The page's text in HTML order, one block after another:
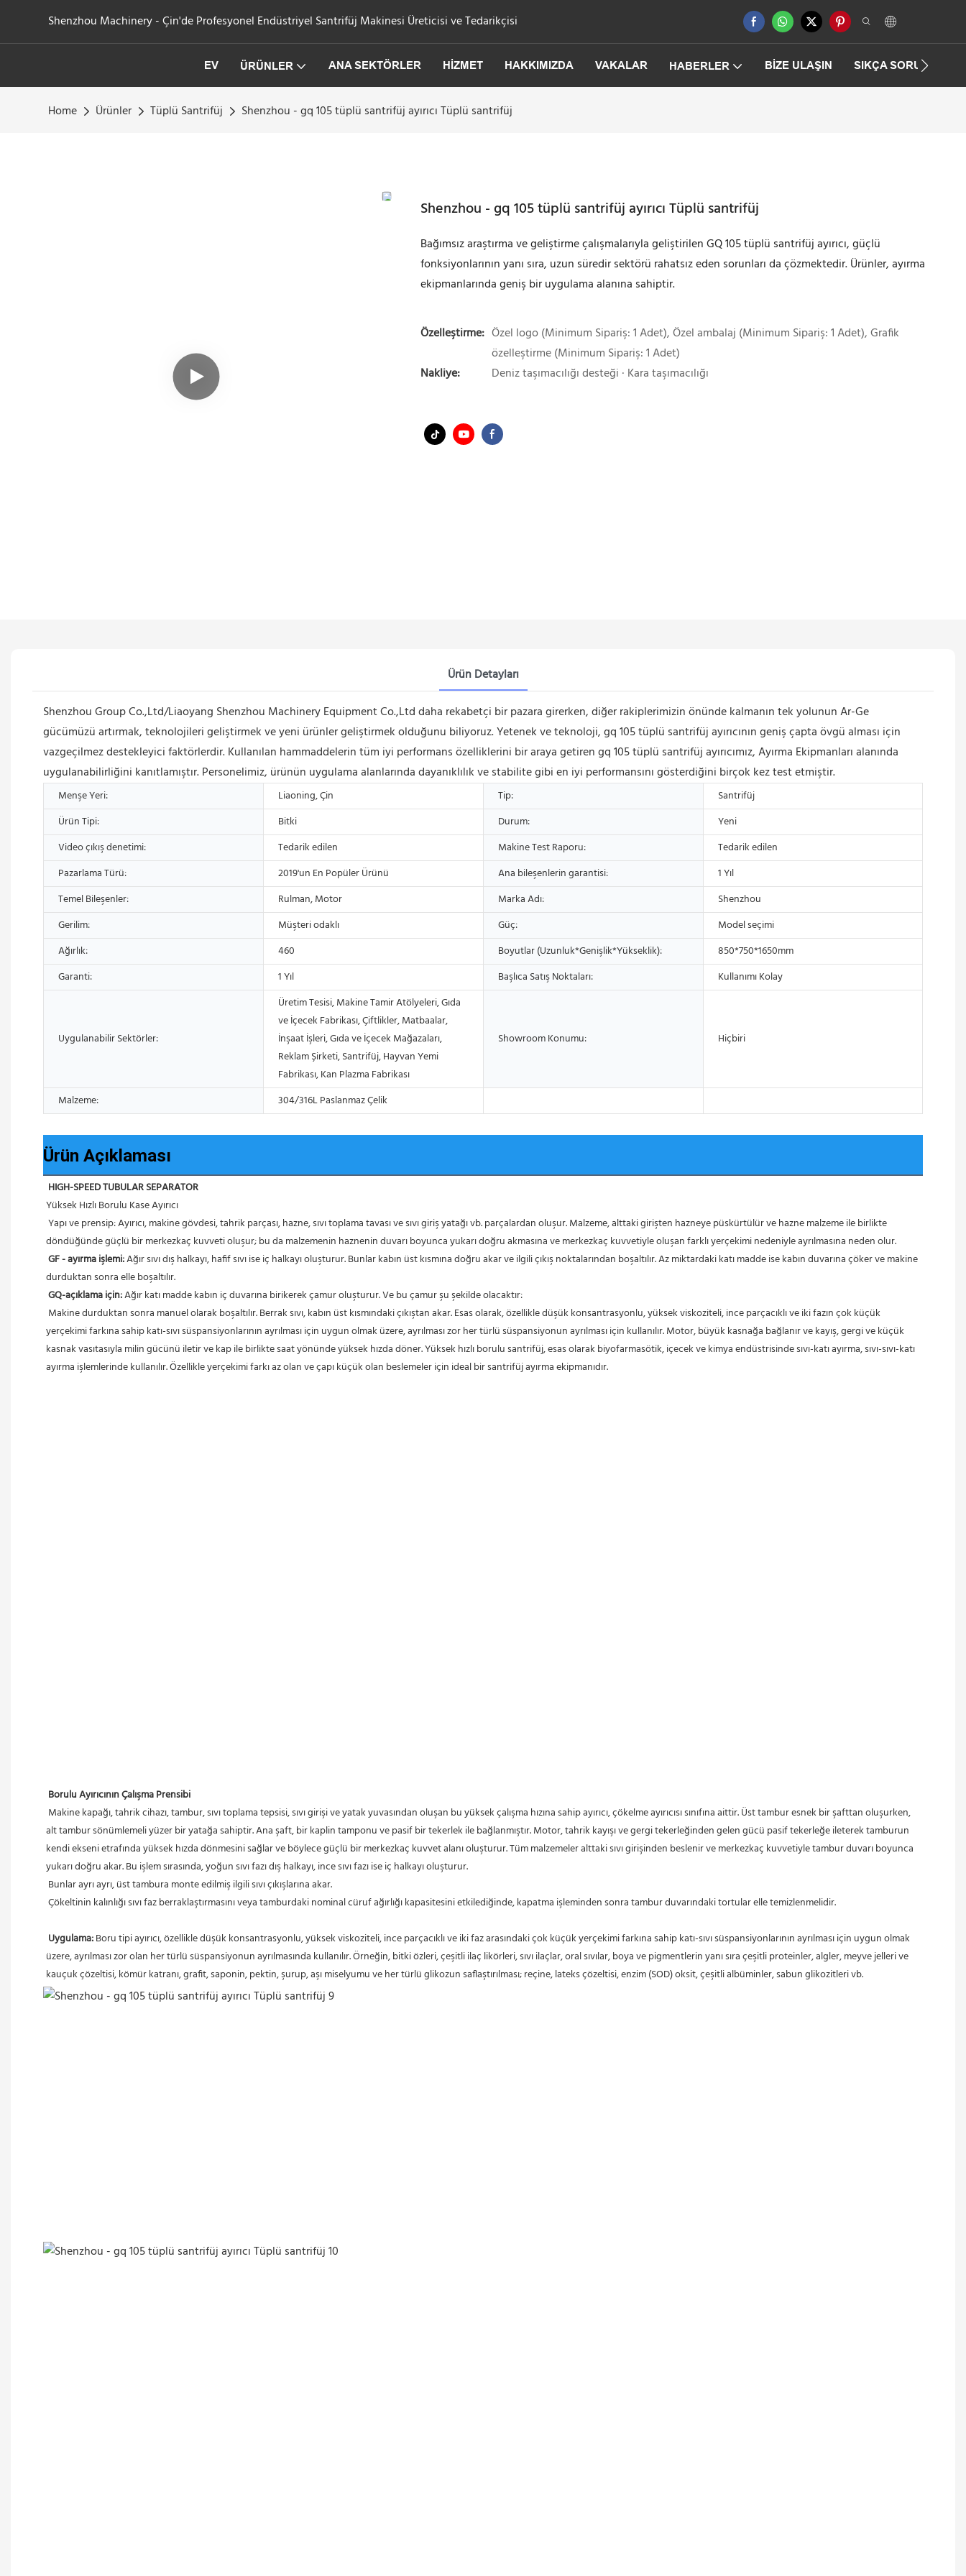
Shenzhou Machinery - Çin'de Profesyonel Endüstriyel Santrifüj Makinesi Üreticisi ve Tedarikçisi
EV ÜRÜNLER ANA SEKTÖRLER HIZMET HAKKIMIZDA VAKALAR HABERLER BIZE ULAŞIN SIKÇA SORULAN
Home Ürünler Tüplü Santrifüj Shenzhou - gq 105 tüplü santrifüj ayırıcı Tüplü santrifüj
Shenzhou - gq 105 tüplü santrifüj ayırıcı Tüplü santrifüj
Bağımsız araştırma ve geliştirme çalışmalarıyla geliştirilen GQ 105 tüplü santrifüj ayırıcı, güçlü
fonksiyonlarının yanı sıra, uzun süredir sektörü rahatsız eden sorunları da çözmektedir. Ürünler, ayırma
ekipmanlarında geniş bir uygulama alanına sahiptir.
Özelleştirme: Özel logo (Minimum Sipariş: 1 Adet), Özel ambalaj (Minimum Sipariş: 1 Adet), Grafik
özelleştirme (Minimum Sipariş: 1 Adet)
Nakliye:
Deniz taşımacılığı desteği · Kara taşımacılığı
Ürün Detayları
Shenzhou Group Co.,Ltd/Liaoyang Shenzhou Machinery Equipment Co.,Ltd daha rekabetçi bir pazara girerken, diğer rakiplerimizin önünde kalmanın tek yolunun Ar-Ge
gücümüzü artırmak, teknolojileri geliştirmek ve yeni ürünler geliştirmek olduğunu biliyoruz. Yetenek ve teknoloji, gq 105 tüplü santrifüj ayırıcının geniş çapta övgü alması için
vazgeçilmez destekleyici faktörlerdir. Kullanılan hammaddelerin tüm iyi performans özelliklerini bir araya getiren gq 105 tüplü santrifüj ayırıcımız, Ayırma Ekipmanları alanında
uygulanabilirliğini kanıtlamıştır. Personelimiz, ürünün uygulama alanlarında dayanıklılık ve stabilite gibi en iyi performansını gösterdiğini birçok kez test etmiştir.
Menşe Yeri: Liaoning, Çin Tip:
Santrifüj
Ürün Tipi:
Bitki Durum:
Yeni
Video çıkış denetimi:
Tedarik edilen Makine Test Raporu:
Tedarik edilen
Pazarlama Türü:
2019'un En Popüler Ürünü Ana bileşenlerin garantisi:
1 Yıl
Temel Bileşenler:
Rulman, Motor Marka Adı:
Shenzhou
Gerilim:
Müşteri odaklı Güç:
Model seçimi
Ağırlık:
460 Boyutlar (Uzunluk*Genişlik*Yükseklik):
850*750*1650mm
Garanti:
1 Yıl Başlıca Satış Noktaları: Kullanımı Kolay
Uygulanabilir Sektörler:
Üretim Tesisi, Makine Tamir Atölyeleri, Gıda
ve İçecek Fabrikası, Çiftlikler, Matbaalar,
İnşaat İşleri, Gıda ve İçecek Mağazaları,
Reklam Şirketi, Santrifüj, Hayvan Yemi
Fabrikası, Kan Plazma Fabrikası
Showroom Konumu: Hiçbiri
Malzeme: 304/316L Paslanmaz Çelik
Ürün Açıklaması
HIGH-SPEED TUBULAR SEPARATOR
Yüksek Hızlı Borulu Kase Ayırıcı
döndüğünde güçlü bir merkezkaç kuvveti oluşur; bu da malzemenin haznenin duvarı boyunca yukarı doğru akmasına ve merkezkaç kuvvetiyle oluşan farklı yerçekimi nedeniyle ayrılmasına neden olur.
GF - ayırma işlemi: Ağır sıvı dış halkayı, hafif sıvı ise iç halkayı oluşturur. Bunlar kabın üst kısmına doğru akar ve ilgili çıkış noktalarından boşaltılır. Az miktardaki katı madde ise kabın duvarına çöker ve makine
durduktan sonra elle boşaltılır.
GQ-açıklama için: Ağır katı madde kabın iç duvarına birikerek çamur oluşturur. Ve bu çamur şu şekilde olacaktır:
yerçekimi farkına sahip katı-sıvı süspansiyonlarının ayrılması için uygun olmak üzere, ayrılması zor her türlü süspansiyonun ayrılması için kullanılır. Motor, büyük kasnağa bağlanır ve kayış, gergi ve küçük
kasnak vasıtasıyla milin gücünü iletir ve kap ile birlikte saat yönünde yüksek hızda döner. Yüksek hızlı borulu santrifüj, esas olarak biyofarmasötik, içecek ve kimya endüstrisinde sıvı-katı ayırma, sıvı-sıvı-katı
ayırma işlemlerinde kullanılır. Özellikle yerçekimi farkı az olan ve çapı küçük olan beslemeler için ideal bir santrifüj ayırma ekipmanıdır.
Borulu Ayırıcının Çalışma Prensibi
alt tambur sönümlemeli yüzer bir yatağa sahiptir. Ana şaft, bir kaplin tamponu ve pasif bir tekerlek ile bağlanmıştır. Motor, tahrik kayışı ve gergi tekerleğinden gelen gücü pasif tekerleğe ileterek tamburun
kendi ekseni etrafında yüksek hızda dönmesini sağlar ve böylece güçlü bir merkezkaç kuvvet alanı oluşturur. Tüm malzemeler alttaki sıvı girişinden beslenir ve merkezkaç kuvvetiyle tambur duvarı boyunca
yukarı doğru akar. Bu işlem sırasında, yoğun sıvı fazı dış halkayı, ince sıvı fazı ise iç halkayı oluşturur.
Bunlar ayrı ayrı, üst tambura monte edilmiş ilgili sıvı çıkışlarına akar.
Çökeltinin kalınlığı sıvı faz berraklaştırmasını veya tamburdaki nominal cüruf ağırlığı kapasitesini etkilediğinde, kapatma işleminden sonra tambur duvarındaki tortular elle temizlenmelidir.
Uygulama: Boru tipi ayırıcı, özellikle düşük konsantrasyonlu, yüksek viskoziteli, ince parçacıklı ve iki faz arasındaki çok küçük yerçekimi farkına sahip katı-sıvı süspansiyonlarının ayrılması için uygun olmak
üzere, ayrılması zor olan her türlü süspansiyonun ayrılmasında kullanılır. Örneğin, bitki özleri, çeşitli ilaç likörleri, sıvı ilaçlar, oral sıvılar, boya ve pigmentlerin yanı sıra çeşitli proteinler, algler, meyve jelleri ve
kauçuk çözeltisi, kömür katranı, grafit, saponin, pektin, şurup, aşı miselyumu ve her türlü glikozun saflaştırılması; reçine, lateks çözeltisi, enzim (SOD) oksit, çeşitli albüminler, sabun glikozitleri vb.